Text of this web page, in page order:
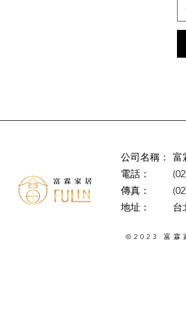
公司名稱：
電話：
傳真：
地址：
富
台
©2023 富霖